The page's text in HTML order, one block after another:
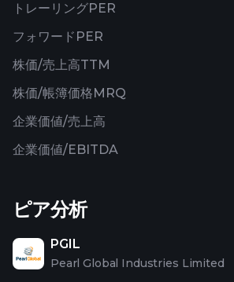
トレーリングPER
フォワードPER
株価/売上高TTM
株価/帳簿価格MRQ
企業価値/売上高
企業価値/EBITDA
ピア分析
PGIL
Pearl Global Industries Limited